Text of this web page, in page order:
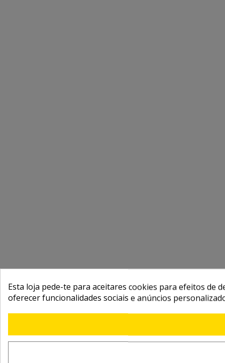
Esta loja pede-te para aceitares cookies para efeitos de
oferecer funcionalidades sociais e anúncios